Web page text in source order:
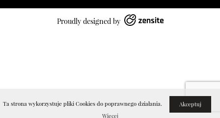
Ta strona wykorzystuje pliki Cookies do poprawnego działania.
Akceptuj
Więcej
Proudly designed by